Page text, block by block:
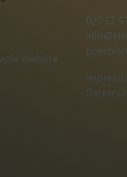
Website
02757